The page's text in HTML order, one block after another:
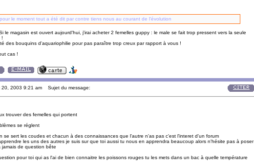
le moment tout a été dit par contre tiens nous au courant de l'évolution
le magasin est ouvert aujourd'hui, j'irai acheter 2 femelles guppy : le male se fait trop pressent vers la seule
!
des bouquins d'aquariophilie pour pas paraître trop creux par rapport à vous !
cas !
20, 2003 9:21 am Sujet du message:
trouver des femelles qui portent
se réglent
se sert les coudes et chacun à des connaissances que l'autre n'as pas c'est l'interet d'un forum
les uns des autres je suis sur que toi aussi tu nous en apprendra beaucoup alors n'hésite pas à poser
jamais de question bête
pour toi qui as l'ai de bien connaitre les poissons rouges tu les mets dans un bac à quelle température